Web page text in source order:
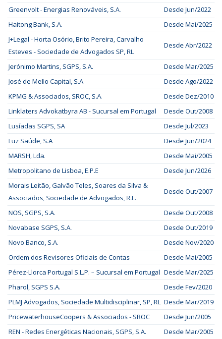
Greenvolt - Energias Renováveis, S.A.
Desde Jun/2022
Haitong Bank, S.A.
Desde Mai/2025
J+Legal - Horta Osório, Brito Pereira, Carvalho
Esteves - Sociedade de Advogados SP, RL
Desde Abr/2022
Jerónimo Martins, SGPS, S.A.
Desde Mar/2025
José de Mello Capital, S.A.
Desde Ago/2022
KPMG & Associados, SROC, S.A.
Desde Dez/2010
Linklaters Advokatbyra AB - Sucursal em Portugal
Desde Out/2008
Lusíadas SGPS, SA
Desde Jul/2023
Luz Saúde, S.A
Desde Jun/2024
MARSH, Lda.
Desde Mai/2005
Metropolitano de Lisboa, E.P.E
Desde Jun/2026
Morais Leitão, Galvão Teles, Soares da Silva &
Associados, Sociedade de Advogados, R.L.
Desde Out/2007
NOS, SGPS, S.A.
Desde Out/2008
Novabase SGPS, S.A.
Desde Out/2019
Novo Banco, S.A.
Desde Nov/2020
Ordem dos Revisores Oficiais de Contas
Desde Mai/2005
Pérez-Llorca Portugal S.L.P. – Sucursal em Portugal Desde Mar/2025
Pharol, SGPS S.A.
Desde Fev/2020
PLMJ Advogados, Sociedade Multidisciplinar, SP, RL Desde Mar/2019
PricewaterhouseCoopers & Associados - SROC
Desde Jun/2005
REN - Redes Energéticas Nacionais, SGPS, S.A.
Desde Mar/2005